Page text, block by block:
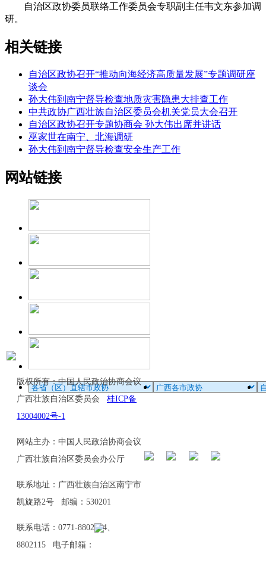
自治区政协委员联络工作委员会专职副主任韦文东参加调
研。
相关链接
自治区政协召开“推动向海经济高质量发展”专题调研座
谈会
孙大伟到南宁督导检查地质灾害隐患大排查工作
中共政协广西壮族自治区委员会机关党员大会召开
自治区政协召开专题协商会 孙大伟出席并讲话
巫家世在南宁、北海调研
孙大伟到南宁督导检查安全生产工作
网站链接
版权所有：中国人民政治协商会议
广西壮族自治区委员会 桂ICP备
13004002号-1
网站主办：中国人民政治协商会议
广西壮族自治区委员会办公厅
联系地址：广西壮族自治区南宁市
凯旋路2号 邮编：530201
联系电话：0771-8802114、
8802115 电子邮箱：